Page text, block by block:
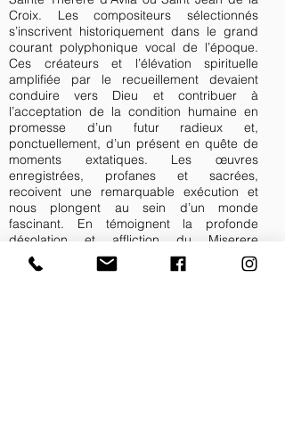
Croix. Les compositeurs sélectionnés
s’inscrivent historiquement dans le grand
courant polyphonique vocal de l’époque.
Ces créateurs et l’élévation spirituelle
amplifiée par le recueillement devaient
conduire vers Dieu et contribuer à
l’acceptation de la condition humaine en
promesse d’un futur radieux et,
ponctuellement, d’un présent en quête de
moments extatiques. Les œuvres
enregistrées, profanes et sacrées,
recoivent une remarquable exécution et
nous plongent au sein d’un monde
fascinant. En témoignent la profonde
désolation et affliction du Miserere
d’Andrés Barea tout comme les
Lamentaciones de Fray José de